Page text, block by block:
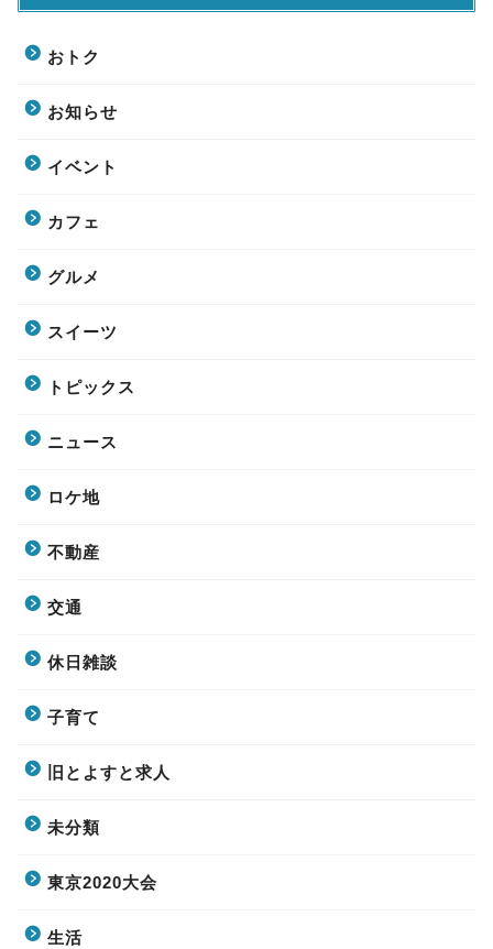
おトク
お知らせ
イベント
カフェ
グルメ
スイーツ
トピックス
ニュース
ロケ地
不動産
交通
休日雑談
子育て
旧とよすと求人
未分類
東京2020大会
生活